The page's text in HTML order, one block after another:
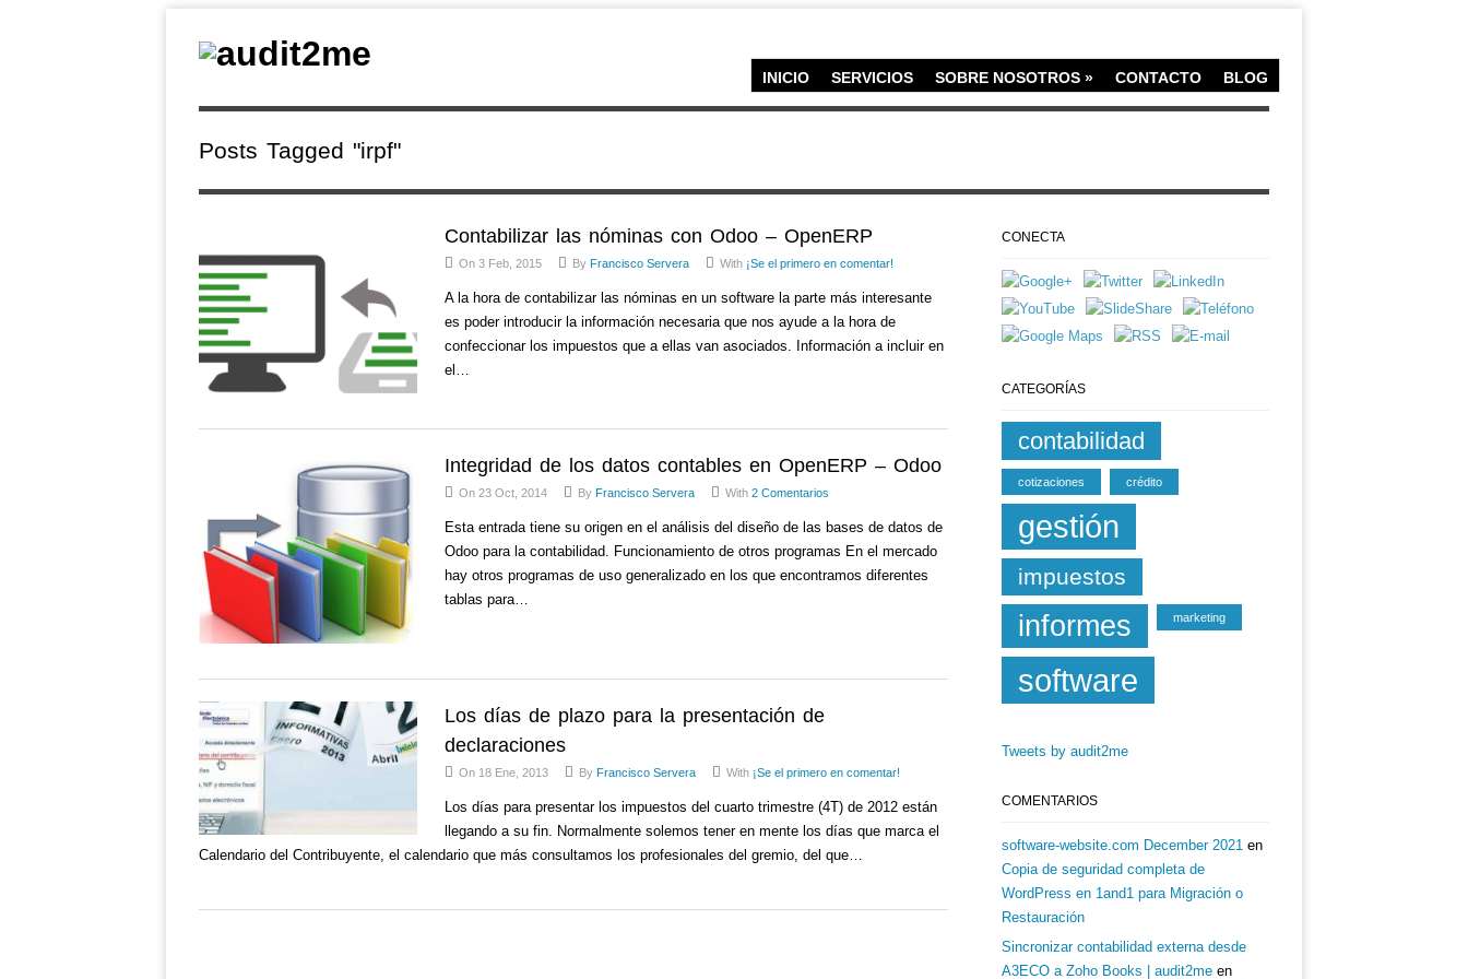
INICIO SERVICIOS SOBRE NOSOTROS » CONTACTO BLOG
Posts Tagged "irpf"
Contabilizar las nóminas con Odoo – OpenERP
On 3 Feb, 2015 By Francisco Servera With ¡Se el primero en comentar!
A la hora de contabilizar las nóminas en un software la parte más interesante
es poder introducir la información necesaria que nos ayude a la hora de
confeccionar los impuestos que a ellas van asociados. Información a incluir en
el…
Integridad de los datos contables en OpenERP – Odoo
On 23 Oct, 2014 By Francisco Servera With 2 Comentarios
Esta entrada tiene su origen en el análisis del diseño de las bases de datos de
Odoo para la contabilidad. Funcionamiento de otros programas En el mercado
hay otros programas de uso generalizado en los que encontramos diferentes
tablas para…
Los días de plazo para la presentación de
declaraciones
On 18 Ene, 2013 By Francisco Servera With ¡Se el primero en comentar!
Los días para presentar los impuestos del cuarto trimestre (4T) de 2012 están
llegando a su fin. Normalmente solemos tener en mente los días que marca el
Calendario del Contribuyente, el calendario que más consultamos los profesionales del gremio, del que…
CONECTA
CATEGORÍAS
contabilidad
cotizaciones crédito
gestión
impuestos
informes marketing
software
Tweets by audit2me
COMENTARIOS
software-website.com December 2021 en
Copia de seguridad completa de
WordPress en 1and1 para Migración o
Restauración
Sincronizar contabilidad externa desde
A3ECO a Zoho Books | audit2me en